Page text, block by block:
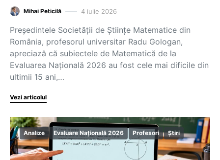
Mihai Peticilă 4 iulie 2026
Președintele Societății de Științe Matematice din
România, profesorul universitar Radu Gologan,
apreciază că subiectele de Matematică de la
Evaluarea Națională 2026 au fost cele mai dificile din
ultimii 15 ani,…
Vezi articolul
Analize Evaluare Națională 2026 Profesori Știri